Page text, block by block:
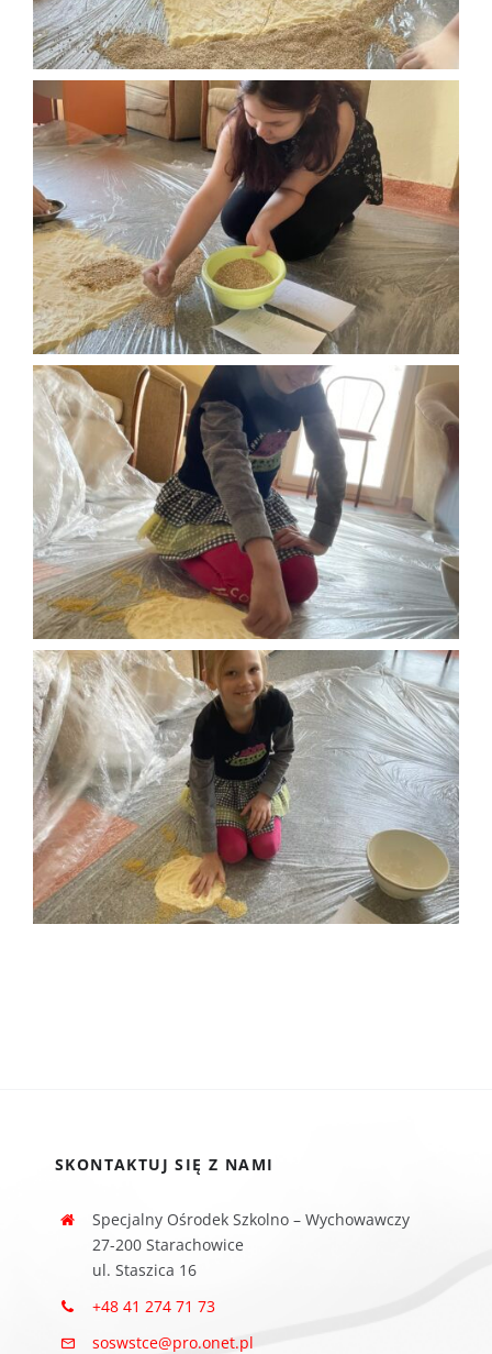
SKONTAKTUJ SIĘ Z NAMI
Specjalny Ośrodek Szkolno – Wychowawczy
27-200 Starachowice
ul. Staszica 16
+48 41 274 71 73
soswstce@pro.onet.pl